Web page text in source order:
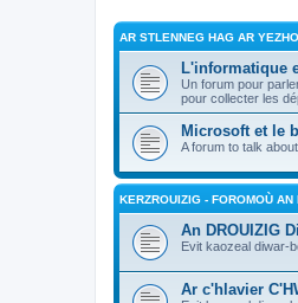
AR STLENNEG HAG AR
L'informatique
Un forum pour
pour collecter les
Microsoft et le
A forum to talk
KERZROUIZIG - FOROMOÙ AN
An DROUIZIG
Evit kaozeal diwar-
Ar c'hlavier